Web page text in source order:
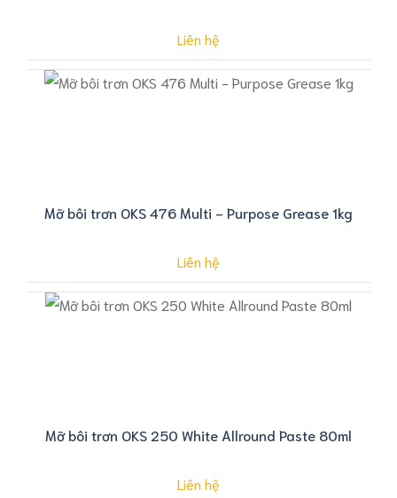
Liên hệ
Mỡ bôi trơn OKS 476 Multi - Purpose Grease 1kg
Liên hệ
Mỡ bôi trơn OKS 250 White Allround Paste 80ml
Liên hệ